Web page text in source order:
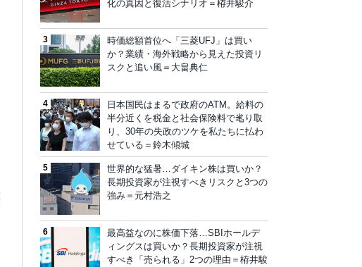
化の真因と復活シナリオ＝栫井駿介
時価総額首位へ「三菱UFJ」は買い
か？業績・海外戦略から見えた投資リ
スクと追い風＝大畠典仁
日本国民はまるで政府のATM。給料の
半分近くを税金と社会保険料で毟り取
り、30年の失政のツケを私たちに払わ
せている＝鈴木傾城
世界的な猛暑…ダイキン株は買いか？
長期投資家が注視すべきリスクと3つの
強み＝元村浩之
最高益なのに株価下落…SBIホールデ
ィングスは買いか？長期投資家が注視
すべき「売られる」2つの理由＝栫井駿